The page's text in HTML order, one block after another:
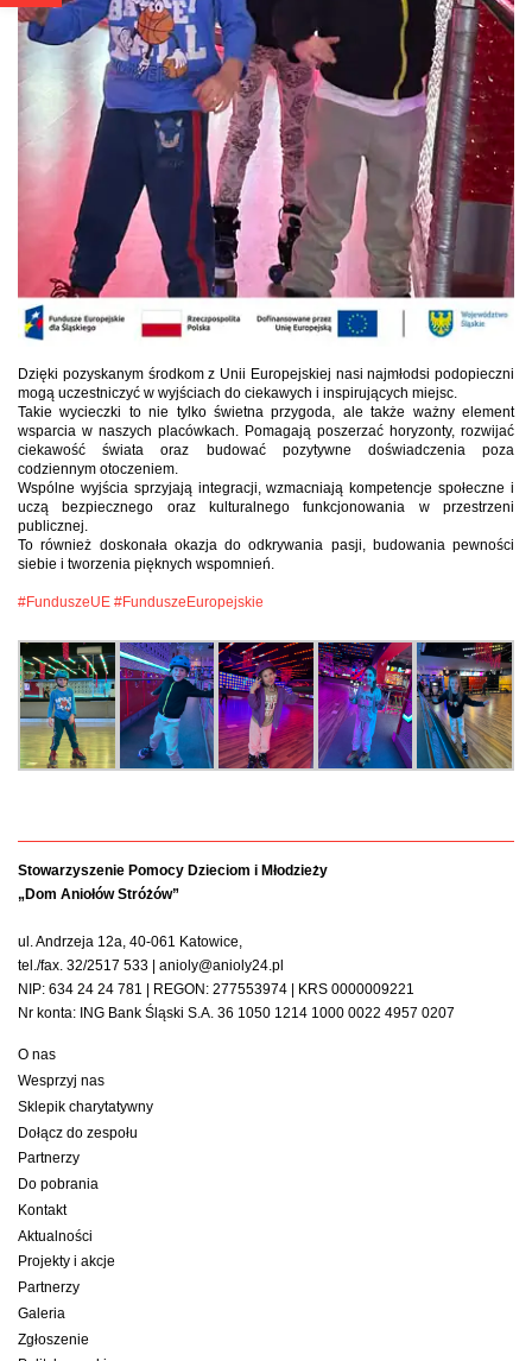
Dzięki pozyskanym środkom z Unii Europejskiej nasi najmłodsi podopieczni
mogą uczestniczyć w wyjściach do ciekawych i inspirujących miejsc.
Takie wycieczki to nie tylko świetna przygoda, ale także ważny element
wsparcia w naszych placówkach. Pomagają poszerzać horyzonty, rozwijać
ciekawość świata oraz budować pozytywne doświadczenia poza
codziennym otoczeniem.
Wspólne wyjścia sprzyjają integracji, wzmacniają kompetencje społeczne i
uczą bezpiecznego oraz kulturalnego funkcjonowania w przestrzeni
publicznej.
To również doskonała okazja do odkrywania pasji, budowania pewności
siebie i tworzenia pięknych wspomnień.
#FunduszeUE #FunduszeEuropejskie
Stowarzyszenie Pomocy Dzieciom i Młodzieży
„Dom Aniołów Stróżów”
ul. Andrzeja 12a, 40-061 Katowice,
tel./fax. 32/2517 533 | anioly@anioly24.pl
NIP: 634 24 24 781 | REGON: 277553974 | KRS 0000009221
Nr konta: ING Bank Śląski S.A. 36 1050 1214 1000 0022 4957 0207
O nas
Wesprzyj nas
Sklepik charytatywny
Dołącz do zespołu
Partnerzy
Do pobrania
Kontakt
Aktualności
Projekty i akcje
Partnerzy
Galeria
Zgłoszenie